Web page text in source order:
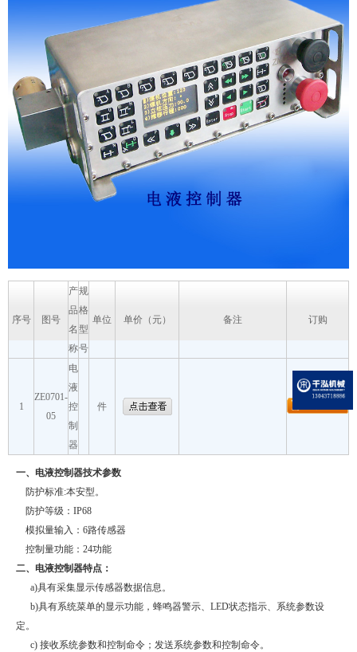
序号 图号
产
品
名
称
规
格
型
号
单位 单价（元） 备注 订购
1
ZE0701-
05
电
液
控
制
器
件
一、电液控制器技术参数
防护标准:本安型。
防护等级： IP68
模拟量输入： 6路传感器
控制量功能： 24功能
二、电液控制器特点：
a)具有采集显示传感器数据信息。
b)具有系统菜单的显示功能，蜂鸣器警示、 LED状态指示、系统参数设
定。
c) 接收系统参数和控制命令；发送系统参数和控制命令。